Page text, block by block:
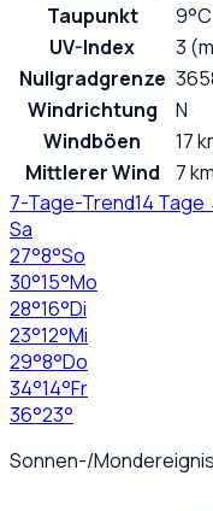
Taupunkt
9°C
UV-Index
3
Nullgradgrenze
Windrichtung
N
Windböen
17
Mittlerer Wind
7
7-Tage-Trend14 Tage
Sa
27°8°So
30°15°Mo
28°16°Di
23°12°Mi
29°8°Do
34°14°Fr
36°23°
Sonnen-/